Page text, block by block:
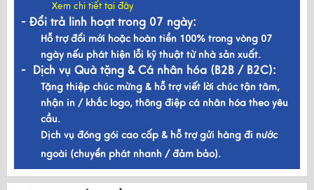
Xem chi tiết tại đây
- Đổi trả linh hoạt trong 07 ngày:
Hỗ trợ đổi mới hoặc hoàn tiền 100% trong vòng 07
ngày nếu phát hiện lỗi kỹ thuật từ nhà sản xuất.
- Dịch vụ Quà tặng & Cá nhân hóa (B2B / B2C):
Tặng thiệp chúc mừng & hỗ trợ viết lời chúc tận tâm,
nhận in / khắc logo, thông điệp cá nhân hóa theo yêu
cầu.
Dịch vụ đóng gói cao cấp & hỗ trợ gửi hàng đi nước
ngoài (chuyển phát nhanh / đảm bảo).